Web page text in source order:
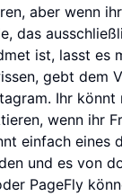
aber wenn
das
ist, lasst es
gebt dem
Ihr könnt
wenn ihr
einfach eines
und es von
PageFly